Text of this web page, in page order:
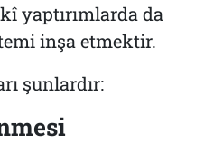
yaptırımlarda da
inşa etmektir.
şunlardır: